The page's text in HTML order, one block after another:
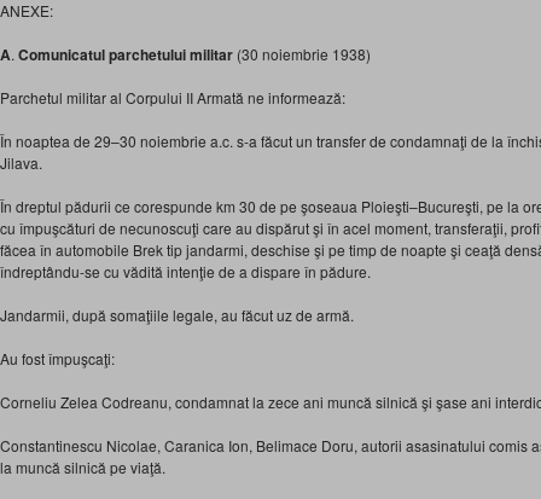
ANEXE:
A. Comunicatul parchetului militar (30 noiembrie 1938)
Parchetul militar al Corpului II Armată ne informează:
În noaptea de 29–30 noiembrie a.c. s-a făcut un transfer de condamnaţi de la
Jilava.
În dreptul pădurii ce corespunde km 30 de pe şoseaua Ploieşti–Bucureşti, pe la
cu împuşcături de necunoscuţi care au dispărut şi în acel moment, transferaţii,
făcea în automobile Brek tip jandarmi, deschise şi pe timp de noapte şi ceaţă
îndreptându-se cu vădită intenţie de a dispare în pădure.
Jandarmii, după somaţiile legale, au făcut uz de armă.
Au fost împuşcaţi:
Corneliu Zelea Codreanu, condamnat la zece ani muncă silnică şi şase ani
Constantinescu Nicolae, Caranica Ion, Belimace Doru, autorii asasinatului comis
la muncă silnică pe viaţă.